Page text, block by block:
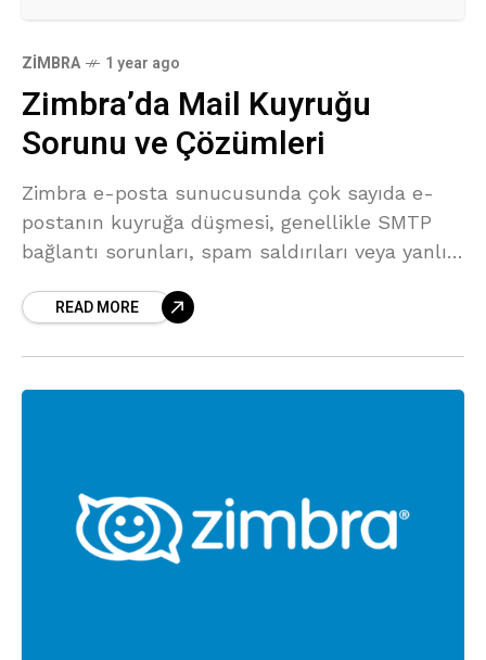
ZIMBRA 1 year ago
Zimbra’da Mail Kuyruğu
Sorunu ve Çözümleri
Zimbra e-posta sunucusunda çok sayıda e-
postanın kuyruğa düşmesi, genellikle SMTP
bağlantı sorunları, spam saldırıları veya yanlış
makalemde, büyük e-posta kuyruklarını
READ MORE